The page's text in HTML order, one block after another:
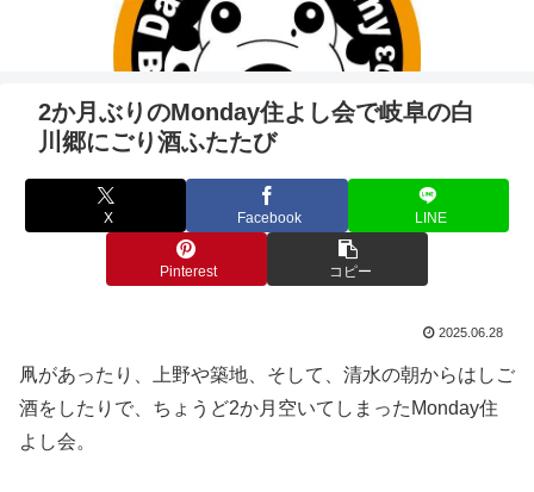
2か月ぶりのMonday住よし会で岐阜の白
川郷にごり酒ふたたび
X Facebook LINE
Pinterest コピー
2025.06.28
凧があったり、上野や築地、そして、清水の朝からはしご
酒をしたりで、ちょうど2か月空いてしまったMonday住
よし会。